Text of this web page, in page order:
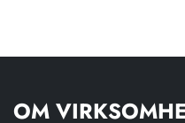
og
Navneskilt
OM